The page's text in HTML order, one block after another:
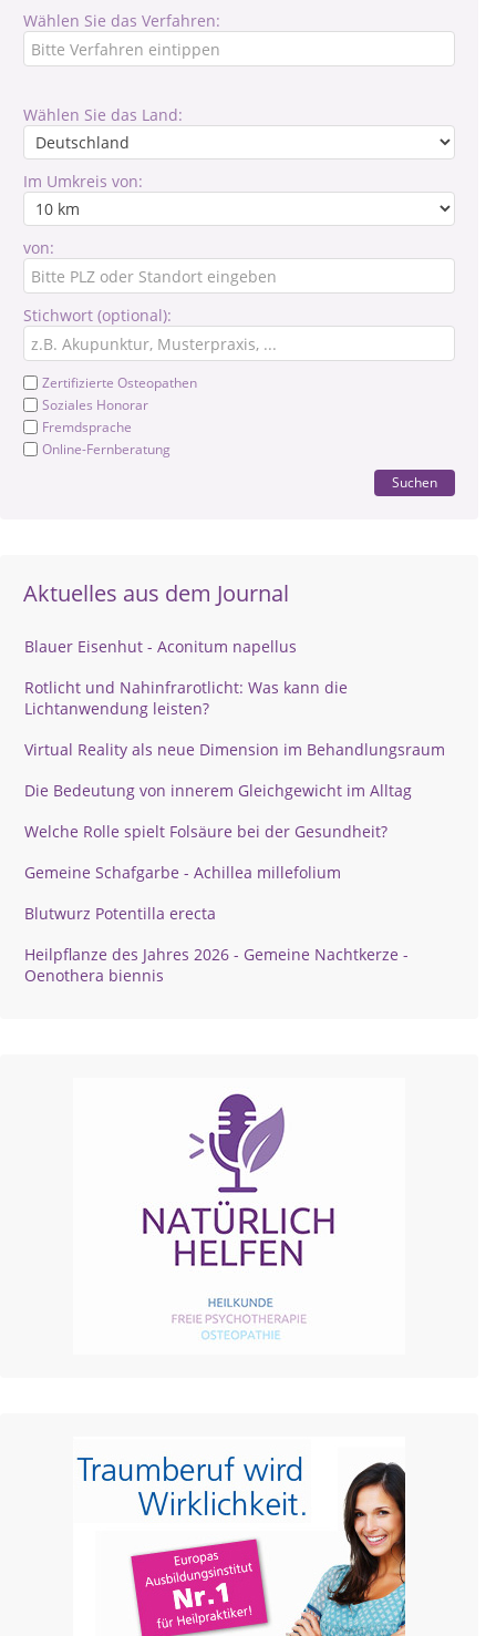
Wählen Sie das Verfahren:
Wählen Sie das Land:
Im Umkreis von:
von:
Stichwort (optional):
Zertifizierte Osteopathen
Soziales Honorar
Fremdsprache
Online-Fernberatung
Suchen
Aktuelles aus dem Journal
Blauer Eisenhut - Aconitum napellus
Rotlicht und Nahinfrarotlicht: Was kann die
Lichtanwendung leisten?
Virtual Reality als neue Dimension im Behandlungsraum
Die Bedeutung von innerem Gleichgewicht im Alltag
Welche Rolle spielt Folsäure bei der Gesundheit?
Gemeine Schafgarbe - Achillea millefolium
Blutwurz Potentilla erecta
Heilpflanze des Jahres 2026 - Gemeine Nachtkerze -
Oenothera biennis